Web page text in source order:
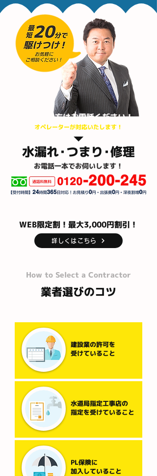
​お急ぎの方はお電話ください！
オペレーターが対応いたします！
水漏れ・ つまり・修理
お電話一本でお伺いします！
WEB限定割！最大3,000円割引！
詳しくはこちら
How to Select a Contractor
業者選びのコツ
建設業の許可を
受けていること
水道局指定工事店の
指定を受けていること
PL保険に
加入していること